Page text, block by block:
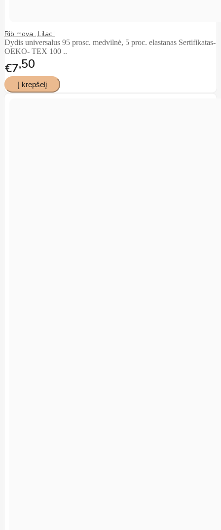
Rib mova ,,Lilac"
Dydis universalus 95 prosc. medvilnė, 5 proc. elastanas Sertifikatas-
OEKO- TEX 100 ..
€7 50